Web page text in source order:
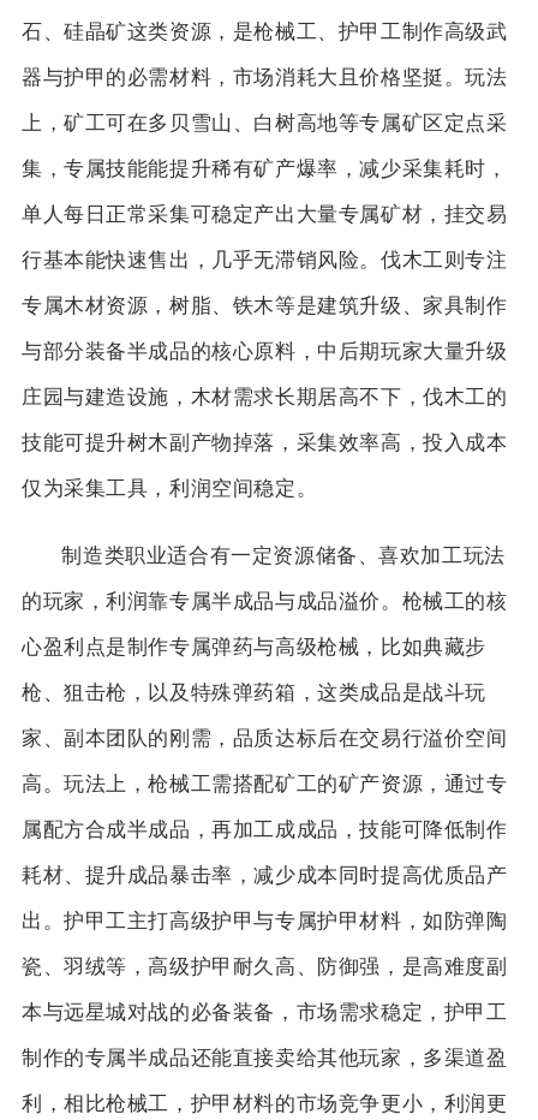
石、硅晶矿这类资源，是枪械工、护甲工制作高级武
器与护甲的必需材料，市场消耗大且价格坚挺。玩法
上，矿工可在多贝雪山、白树高地等专属矿区定点采
集，专属技能能提升稀有矿产爆率，减少采集耗时，
单人每日正常采集可稳定产出大量专属矿材，挂交易
行基本能快速售出，几乎无滞销风险。伐木工则专注
专属木材资源，树脂、铁木等是建筑升级、家具制作
与部分装备半成品的核心原料，中后期玩家大量升级
庄园与建造设施，木材需求长期居高不下，伐木工的
技能可提升树木副产物掉落，采集效率高，投入成本
仅为采集工具，利润空间稳定。
制造类职业适合有一定资源储备、喜欢加工玩法
的玩家，利润靠专属半成品与成品溢价。枪械工的核
心盈利点是制作专属弹药与高级枪械，比如典藏步
枪、狙击枪，以及特殊弹药箱，这类成品是战斗玩
家、副本团队的刚需，品质达标后在交易行溢价空间
高。玩法上，枪械工需搭配矿工的矿产资源，通过专
属配方合成半成品，再加工成成品，技能可降低制作
耗材、提升成品暴击率，减少成本同时提高优质品产
出。护甲工主打高级护甲与专属护甲材料，如防弹陶
瓷、羽绒等，高级护甲耐久高、防御强，是高难度副
本与远星城对战的必备装备，市场需求稳定，护甲工
制作的专属半成品还能直接卖给其他玩家，多渠道盈
利，相比枪械工，护甲材料的市场竞争更小，利润更